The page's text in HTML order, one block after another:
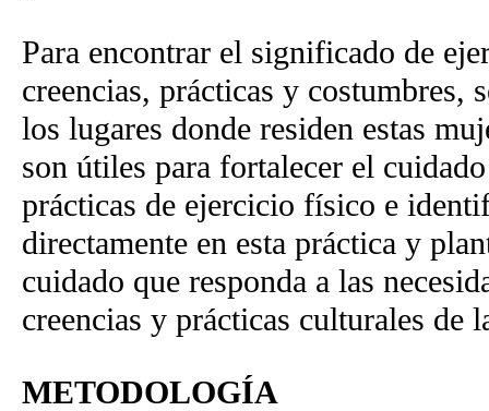
Para encontrar el significado de
creencias, prácticas y
los lugares donde residen estas
son útiles para fortalecer el
prácticas de ejercicio físico e
directamente en esta práctica y
cuidado que responda a las
creencias y prácticas culturales de
METODOLOGÍA